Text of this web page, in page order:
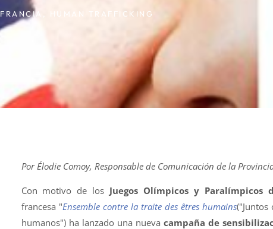
FRANCIA HUMAN TRAFFICKING
Por Élodie Comoy, Responsable de Comunicación de la
Con motivo de los Juegos Olímpicos y Paralímpicos
francesa "Ensemble contre la traite des êtres humains("Juntos
humanos") ha lanzado una nueva campaña de